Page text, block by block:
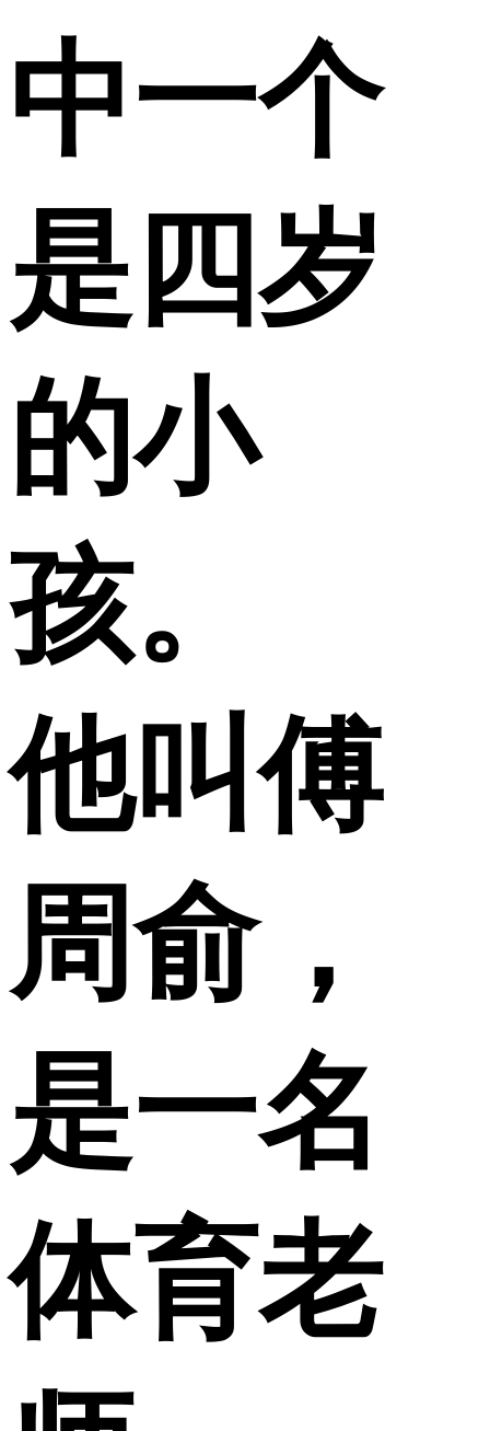
中一个
是四岁
的小
孩。
他叫傅
周俞，
是一名
体育老